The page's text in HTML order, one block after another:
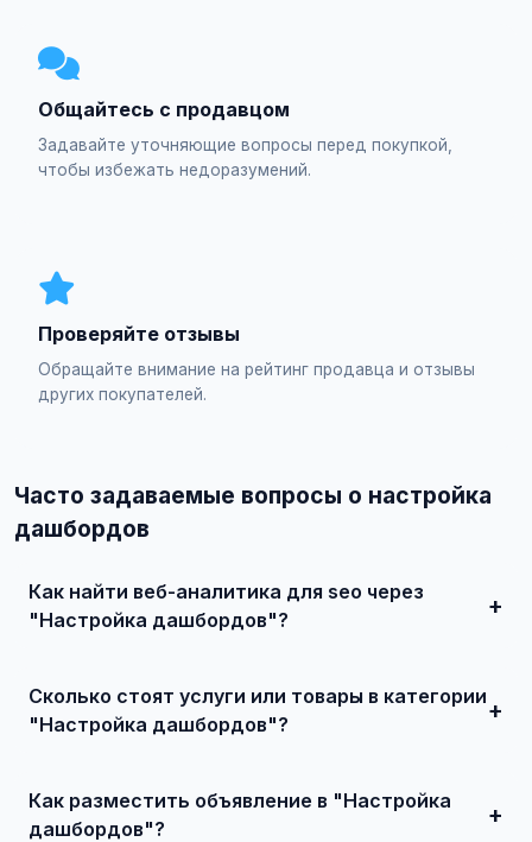
Общайтесь с продавцом
Задавайте уточняющие вопросы перед покупкой,
чтобы избежать недоразумений.
Проверяйте отзывы
Обращайте внимание на рейтинг продавца и отзывы
других покупателей.
Часто задаваемые вопросы о настройка
дашбордов
Как найти веб-аналитика для seo через
"Настройка дашбордов"?
и договоритесь о сделке.
Сколько стоят услуги или товары в категории
"Настройка дашбордов"?
Как разместить объявление в "Настройка
дашбордов"?